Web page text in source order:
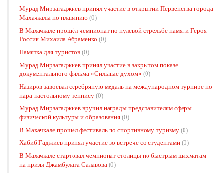
Мурад Мирзагаджиев принял участие в открытии Первенства города
Махачкалы по плаванию (0)
В Махачкале прошёл чемпионат по пулевой стрельбе памяти Героя
России Михаила Абраменко (0)
Памятка для туристов (0)
Мурад Мирзагаджиев принял участие в закрытом показе
документального фильма «Сильные духом» (0)
Назиров завоевал серебряную медаль на международном турнире по
пара-настольному теннису (0)
Мурад Мирзагаджиев вручил награды представителям сферы
физической культуры и образования (0)
В Махачкале прошел фестиваль по спортивному туризму (0)
Хабиб Гаджиев принял участие во встрече со студентами (0)
В Махачкале стартовал чемпионат столицы по быстрым шахматам
на призы Джамбулата Салавова (0)